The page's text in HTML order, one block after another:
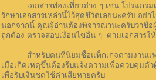
เอกสารท่องเที่ยวต่าง ๆ เช่น โปรแกรมเดิ
รักษาเอกสารเหล่านี้ไว้สุดชีวิตเลยนะครับ อย่
นอกจากนี้ คุณผู้อ่านต้องพิจารณานะครับว่าชื่อ
ถูกต้อง ตรวจสอบเงื่อนไขอื่น ๆ ตามเอกสาร
สำหรับคนที่นิยมซื้อแพ็กเกจตามงานแฟร์หรื
เมื่อเกิดเหตุขึ้นต้องรีบแจ้งความเพื่อควบคุมตั
เพื่อรับเงินชดใช้ค่าเสียหายครับ